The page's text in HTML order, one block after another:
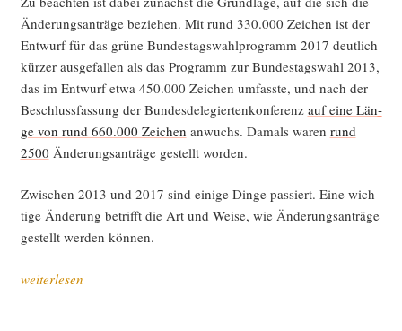
Ände­rungs­an­trä­ge bezie­hen. Mit rund 330.000 Zei­chen ist der
Ent­wurf für das grü­ne Bun­des­tags­wahl­pro­gramm 2017 deut­lich
kür­zer aus­ge­fal­len als das Pro­gramm zur Bun­des­tags­wahl 2013,
das im Ent­wurf etwa 450.000 Zei­chen umfass­te, und nach der
Beschluss­fas­sung der Bun­des­de­le­gier­ten­kon­fe­renz auf eine Län­
ge von rund 660.000 Zei­chen anwuchs. Damals waren rund
2500 Ände­rungs­an­trä­ge gestellt worden.
Zwi­schen 2013 und 2017 sind eini­ge Din­ge pas­siert. Eine wich­
ti­ge Ände­rung betrifft die Art und Wei­se, wie Ände­rungs­an­trä­ge
gestellt wer­den können.
„Ers­
weiterlesen